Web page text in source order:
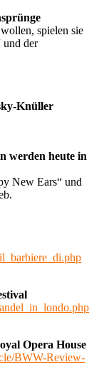
spielen sie
und der
Knüller
werden heute in
New Ears“ und
Opera House
BWW-Review-